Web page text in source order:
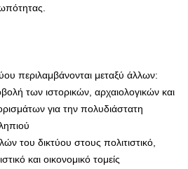
περιλαμβάνονται μεταξύ άλλων:
των ιστορικών, αρχαιολογικών και
για την πολυδιάστατη
του δικτύου στους πολιτιστικό,
και οικονομικό τομείς